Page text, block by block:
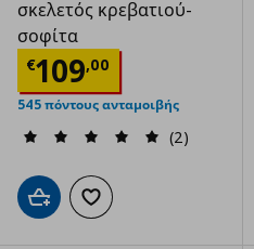
σκελετός κρεβατιού-
σοφίτα
€109,00
Τρέχουσα τιμή
545 πόντους ανταμοιβής
(2)
Προσθήκη στο καλάθι
Προσθήκη στα αγαπημένα